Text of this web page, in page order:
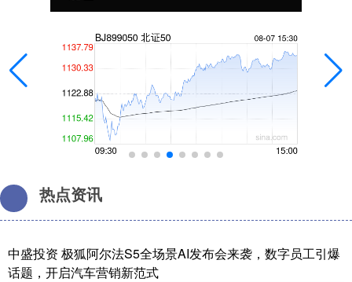
热点资讯
中盛投资 极狐阿尔法S5全场景AI发布会来袭，数字员工引爆
话题，开启汽车营销新范式